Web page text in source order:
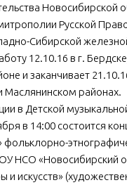
качества
Новосибирской
Русской
Сибирской
12.10.16 в г.
и заканчивает
Маслянинском районах.
в Детской
в 14:00 состоится
фольклорно-
НСО «Новосибирский
и искусств»